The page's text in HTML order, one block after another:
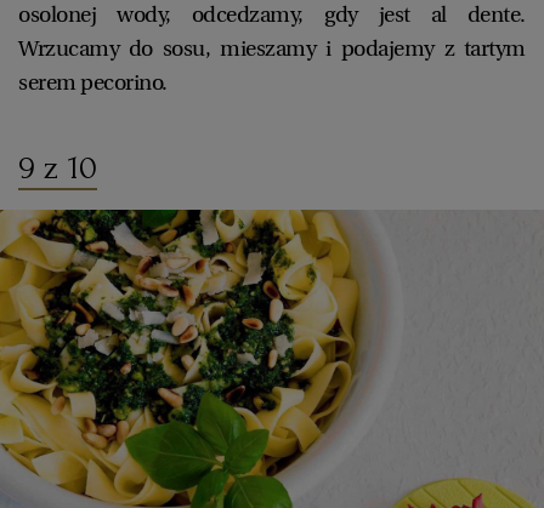
osolonej wody, odcedzamy, gdy jest al dente.
Wrzucamy do sosu, mieszamy i podajemy z tartym
serem pecorino.
9 z 10